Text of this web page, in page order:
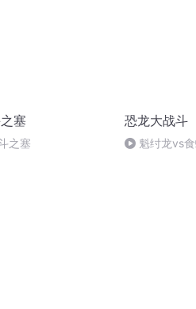
塞
之塞
恐龙大战斗
魁纣龙vs